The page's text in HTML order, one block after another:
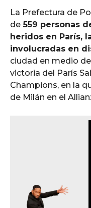
La Prefectura de
de 559 personas
heridos en París,
involucradas en
ciudad en medio
victoria del París
Champions, en la
de Milán en el